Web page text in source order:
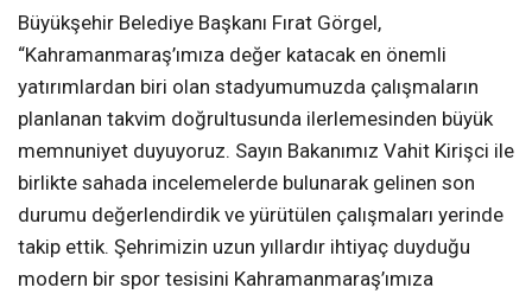
Büyükşehir Belediye Başkanı Fırat Görgel,
“Kahramanmaraş’ımıza değer katacak en önemli
yatırımlardan biri olan stadyumumuzda çalışmaların
planlanan takvim doğrultusunda ilerlemesinden büyük
memnuniyet duyuyoruz. Sayın Bakanımız Vahit Kirişci ile
birlikte sahada incelemelerde bulunarak gelinen son
durumu değerlendirdik ve yürütülen çalışmaları yerinde
takip ettik. Şehrimizin uzun yıllardır ihtiyaç duyduğu
modern bir spor tesisini Kahramanmaraş’ımıza